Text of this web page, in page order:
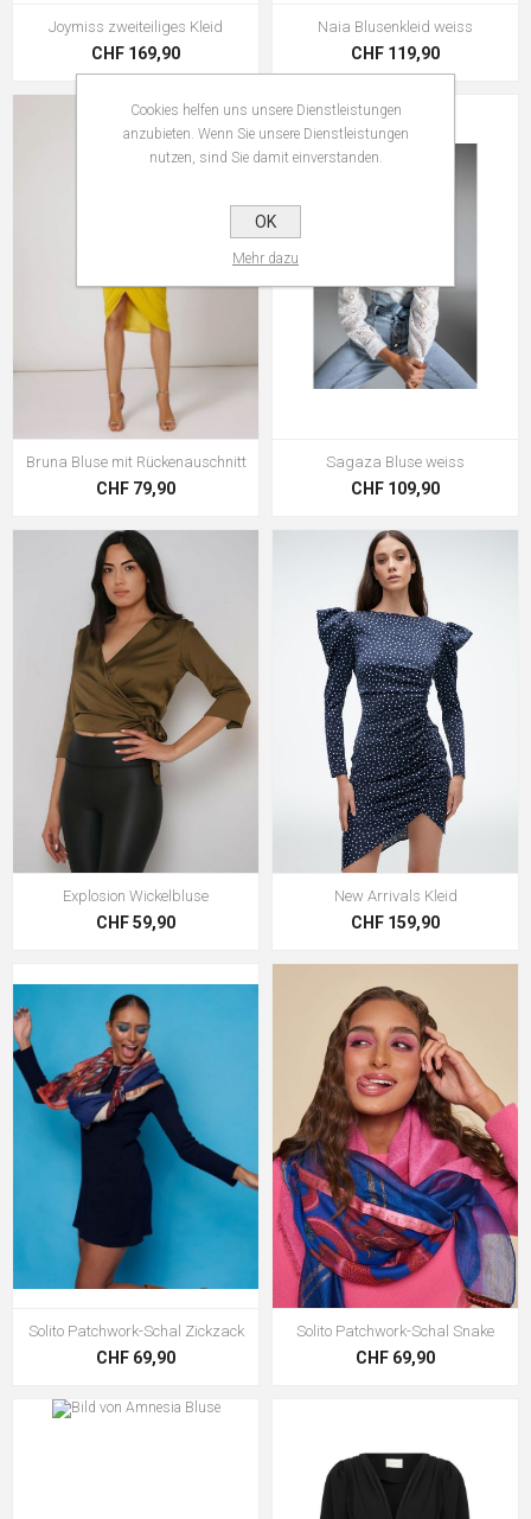
Joymiss zweiteiliges Kleid
CHF 169,90
Naia Blusenkleid weiss
CHF 119,90
Bruna Bluse mit Rückenauschnitt
CHF 79,90
Sagaza Bluse weiss
CHF 109,90
Explosion Wickelbluse
CHF 59,90
New Arrivals Kleid
CHF 159,90
Solito Patchwork-Schal Zickzack
CHF 69,90
Solito Patchwork-Schal Snake
CHF 69,90
Cookies helfen uns unsere Dienstleistungen
anzubieten. Wenn Sie unsere Dienstleistungen
nutzen, sind Sie damit einverstanden.
OK
Mehr dazu